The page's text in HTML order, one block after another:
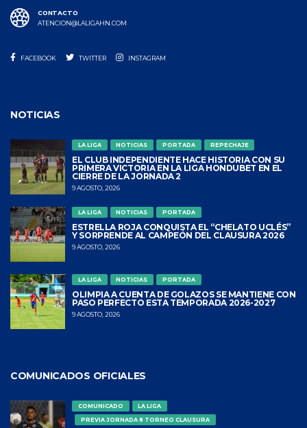
CONTACTO
ATENCION@LALIGAHN.COM
FACEBOOK TWITTER INSTAGRAM
NOTICIAS
LA LIGA NOTICIAS PORTADA REPECHAJE
EL CLUB INDEPENDIENTE HACE HISTORIA CON SU
PRIMERA VICTORIA EN LA LIGA HONDUBET EN EL
CIERRE DE LA JORNADA 2
9 AGOSTO, 2026
LA LIGA NOTICIAS PORTADA
ESTRELLA ROJA CONQUISTA EL “CHELATO UCLÉS”
Y SORPRENDE AL CAMPEÓN DEL CLAUSURA 2026
9 AGOSTO, 2026
LA LIGA NOTICIAS PORTADA
OLIMPIA A CUENTA DE GOLAZOS SE MANTIENE CON
PASO PERFECTO ESTA TEMPORADA 2026-2027
9 AGOSTO, 2026
COMUNICADOS OFICIALES
COMUNICADO
LA LIGA
PREVIA JORNADA 8 TORNEO CLAUSURA